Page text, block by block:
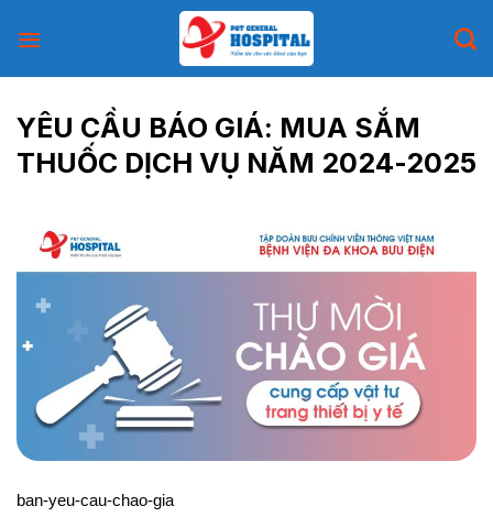
YÊU CẦU BÁO GIÁ: MUA SẮM
THUỐC DỊCH VỤ NĂM 2024-2025
ban-yeu-cau-chao-gia